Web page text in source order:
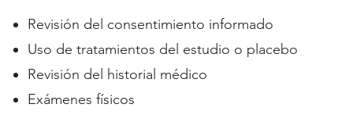
Revisión del consentimiento informado
Uso de tratamientos del estudio o placebo
Revisión del historial médico
Exámenes físicos